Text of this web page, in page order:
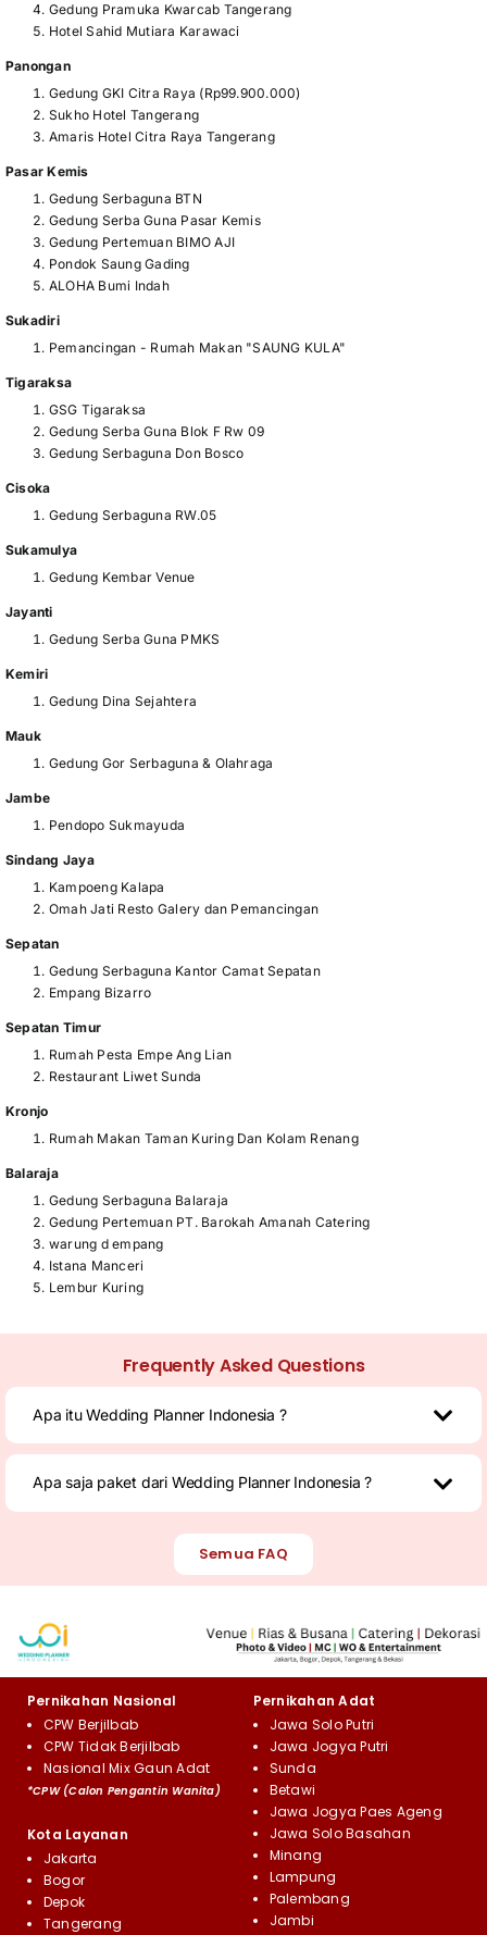
Gedung Pramuka Kwarcab Tangerang
Hotel Sahid Mutiara Karawaci
Panongan
Gedung GKI Citra Raya (Rp99.900.000)
Sukho Hotel Tangerang
Amaris Hotel Citra Raya Tangerang
Pasar Kemis
Gedung Serbaguna BTN
Gedung Serba Guna Pasar Kemis
Gedung Pertemuan BIMO AJI
Pondok Saung Gading
ALOHA Bumi Indah
Sukadiri
Pemancingan - Rumah Makan "SAUNG KULA"
Tigaraksa
GSG Tigaraksa
Gedung Serba Guna Blok F Rw 09
Gedung Serbaguna Don Bosco
Cisoka
Gedung Serbaguna RW.05
Sukamulya
Gedung Kembar Venue
Jayanti
Gedung Serba Guna PMKS
Kemiri
Gedung Dina Sejahtera
Mauk
Gedung Gor Serbaguna & Olahraga
Jambe
Pendopo Sukmayuda
Sindang Jaya
Kampoeng Kalapa
Omah Jati Resto Galery dan Pemancingan
Sepatan
Gedung Serbaguna Kantor Camat Sepatan
Empang Bizarro
Sepatan Timur
Rumah Pesta Empe Ang Lian
Restaurant Liwet Sunda
Kronjo
Rumah Makan Taman Kuring Dan Kolam Renang
Balaraja
Gedung Serbaguna Balaraja
Gedung Pertemuan PT. Barokah Amanah Catering
warung d empang
Istana Manceri
Lembur Kuring
Frequently Asked Questions
Apa itu Wedding Planner Indonesia ?
Apa saja paket dari Wedding Planner Indonesia ?
Semua FAQ
Pernikahan Nasional
CPW Berjilbab
CPW Tidak Berjilbab
Nasional Mix Gaun Adat
*CPW (Calon Pengantin Wanita)
Kota Layanan
Jakarta
Bogor
Depok
Tangerang
Pernikahan Adat
Jawa Solo Putri
Jawa Jogya Putri
Sunda
Betawi
Jawa Jogya Paes Ageng
Jawa Solo Basahan
Minang
Lampung
Palembang
Jambi